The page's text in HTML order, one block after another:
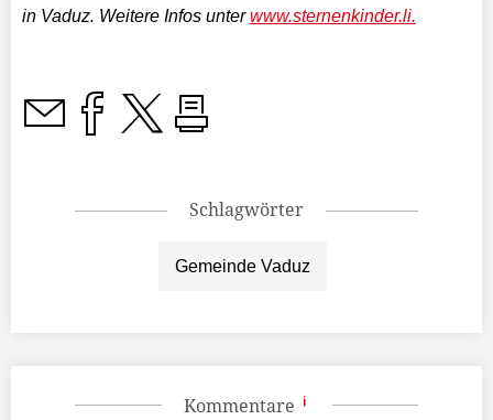
in Vaduz. Weitere Infos unterwww.sternenkinder.li.
Schlagwörter
Gemeinde Vaduz
Kommentare